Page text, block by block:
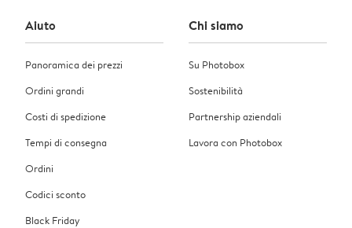
Aiuto
Panoramica dei prezzi
Ordini grandi
Costi di spedizione
Tempi di consegna
Ordini
Codici sconto
Black Friday
Chi siamo
Su Photobox
Sostenibilità
Partnership aziendali
Lavora con Photobox